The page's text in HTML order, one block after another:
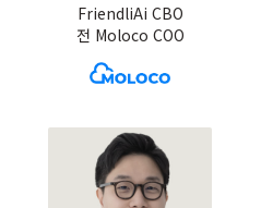
FriendliAi CBO
전 Moloco COO